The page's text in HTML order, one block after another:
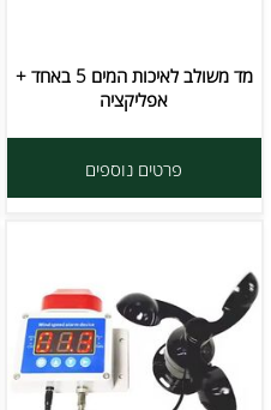
מד משולב לאיכות המים 5 באחד +
אפליקציה
פרטים נוספים